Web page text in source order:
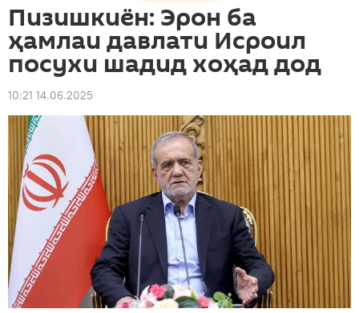
Пизишкиён: Эрон ба
ҳамлаи давлати Исроил
посухи шадид хоҳад дод
10:21 14.06.2025